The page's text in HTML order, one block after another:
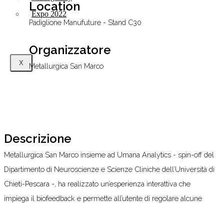
Expo 2022
X
Location
Padiglione Manufuture - Stand C30
Organizzatore
Metallurgica San Marco
Descrizione
Metallurgica San Marco insieme ad Umana Analytics - spin-off del
Dipartimento di Neuroscienze e Scienze Cliniche dell’Università di
Chieti-Pescara -, ha realizzato un’esperienza interattiva che
impiega il biofeedback e permette all’utente di regolare alcune